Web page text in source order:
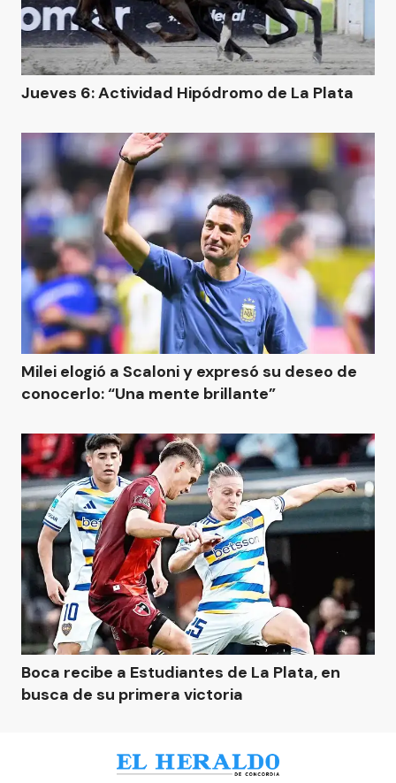
Jueves 6: Actividad Hipódromo de La Plata
Milei elogió a Scaloni y expresó su deseo de
conocerlo: “Una mente brillante”
Boca recibe a Estudiantes de La Plata, en
busca de su primera victoria